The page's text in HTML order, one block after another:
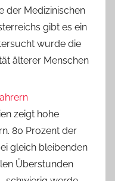
der Medizinischen
gibt es ein
wurde die
älterer Menschen
zeigt hohe
80 Prozent der
gleich bleibenden
Überstunden